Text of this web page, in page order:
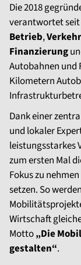
Die 2018
verantwortet seit
Betrieb,
Finanzierung
Autobahnen und
Kilometern
Dank einer
und lokaler
leistungsstarkes
zum ersten Mal
Fokus zu
setzen. So
Wirtschaft
Motto„Die
gestalten“.